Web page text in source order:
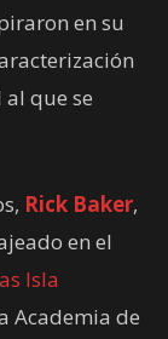
en su
que se
Rick Baker,
en el
Isla
Academia de